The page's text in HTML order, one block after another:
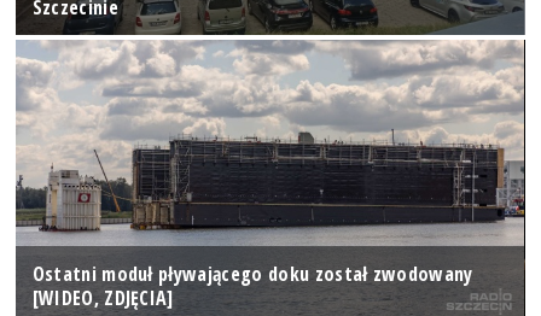
Szczecinie
Ostatni moduł pływającego doku został zwodowany
[WIDEO, ZDJĘCIA]